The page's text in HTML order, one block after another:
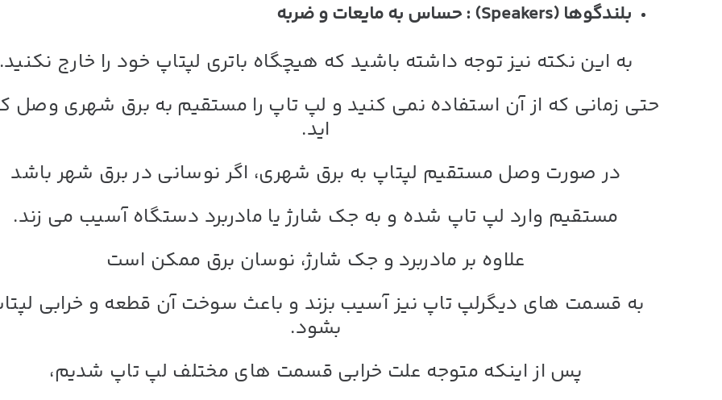
بلندگوها (Speakers) : حساس به مایعات و ضربه
به این نکته نیز توجه داشته باشید که هیچگاه باتری لپتاپ خود را خارج
حتی زمانی که از آن استفاده نمی کنید و لپ تاپ را مستقیم به برق شهری وصل
اید.
در صورت وصل مستقیم لپتاپ به برق شهری، اگر نوسانی در برق شهر باشد
مستقیم وارد لپ تاپ شده و به جک شارژ یا مادربرد دستگاه آسیب می زند.
علاوه بر مادربرد و جک شارژ، نوسان برق ممکن است
به قسمت های دیگرلپ تاپ نیز آسیب بزند و باعث سوخت آن قطعه و خرابی
بشود.
پس از اینکه متوجه علت خرابی قسمت های مختلف لپ تاپ شدیم،